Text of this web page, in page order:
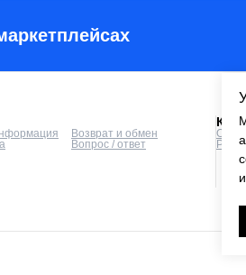
Возврат и обмен
Вопрос / ответ
О